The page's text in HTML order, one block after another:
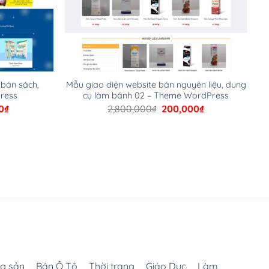
sách,
₫Giá
Mẫu giao diện website bán nguyên liệu, dung
cụ làm bánh 02 – Theme WordPress
2,800,000₫ Giá
200,000₫Giá
sản Bán Ô Tô Thời trang Giáo Dục Làm